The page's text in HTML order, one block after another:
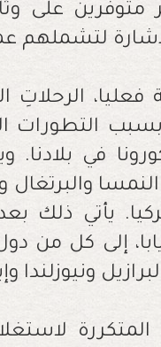
على
لتشملهم
الرحلاتِ
بسبب التطورات
في بلادنا.
النمسا
يأتي ذلك
إلى كل من
ونيوزلندا